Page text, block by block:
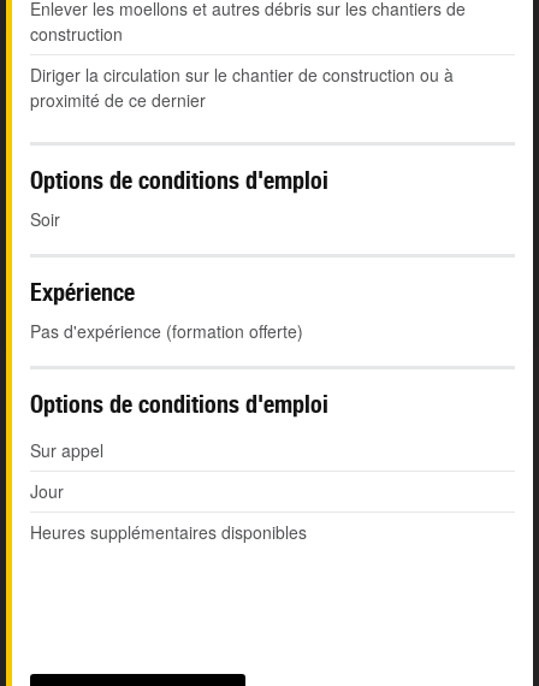
Enlever les moellons et autres débris sur les chantiers de
construction
Diriger la circulation sur le chantier de construction ou à
proximité de ce dernier
Options de conditions d'emploi
Soir
Expérience
Pas d'expérience (formation offerte)
Options de conditions d'emploi
Sur appel
Jour
Heures supplémentaires disponibles